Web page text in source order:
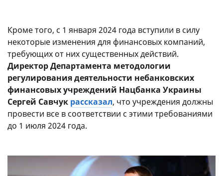
Кроме того, с 1 января 2024 года вступили в силу
некоторые изменения для финансовых компаний,
требующих от них существенных действий.
Директор Департамента методологии
регулирования деятельности небанковских
финансовых учреждений Нацбанка Украины
Сергей Савчук рассказал, что учреждения должны
провести все в соответствии с этими требованиями
до 1 июля 2024 года.